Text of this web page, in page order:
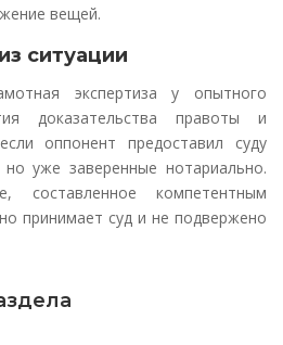
вещей.
ситуации
экспертиза у опытного
доказательства правоты и
оппонент предоставил суду
уже заверенные нотариально.
составленное компетентным
принимает суд и не подвержено